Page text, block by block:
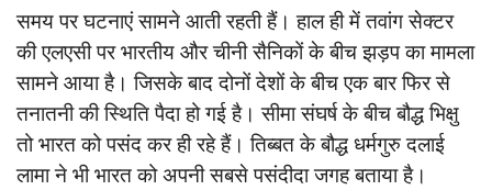
समय पर घटनाएं सामने आती रहती हैं। हाल ही में तवांग सेक्‍टर
की एलएसी पर भारतीय और चीनी सैन‍िकों के बीच झड़प का मामला
सामने आया है। ज‍िसके बाद दोनों देशों के बीच एक बार फ‍िर से
तनातनी की स्‍थित‍ि पैदा हो गई है। सीमा संघर्ष के बीच बौद्ध भ‍िक्षु
तो भारत को पसंद कर ही रहे हैं। तिब्बत के बौद्ध धर्मगुरु दलाई
लामा ने भी भारत को अपनी सबसे पसंदीदा जगह बताया है।